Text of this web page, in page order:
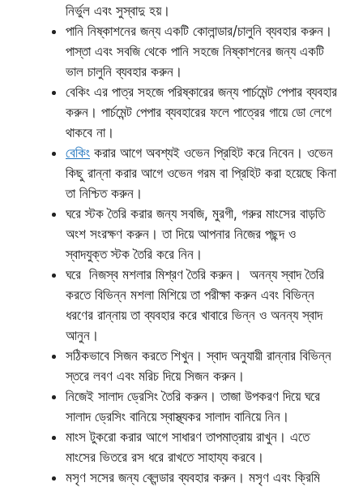
নির্ভুল এবং সুস্বাদু হয়।
পানি নিষ্কাশনের জন্য একটি কোলান্ডার/চালুনি ব্যবহার করুন।
পাস্তা এবং সবজি থেকে পানি সহজে নিষ্কাশনের জন্য একটি
ভাল চালুনি ব্যবহার করুন।
বেকিং এর পাত্র সহজে পরিষ্কারের জন্য পার্চমেন্ট পেপার ব্যবহার
করুন। পার্চমেন্ট পেপার ব্যবহারের ফলে পাত্রের গায়ে ডো লেগে
থাকবে না।
বেকিং করার আগে অবশ্যই ওভেন প্রিহিট করে নিবেন। ওভেন
কিছু রান্না করার আগে ওভেন গরম বা প্রিহিট করা হয়েছে কিনা
তা নিশ্চিত করুন।
ঘরে স্টক তৈরি করার জন্য সবজি, মুরগী, গরুর মাংসের বাড়তি
অংশ সংরক্ষণ করুন। তা দিয়ে আপনার নিজের পছন্দ ও
স্বাদযুক্ত স্টক তৈরি করে নিন।
ঘরে নিজস্ব মশলার মিশ্রণ তৈরি করুন। অনন্য স্বাদ তৈরি
করতে বিভিন্ন মশলা মিশিয়ে তা পরীক্ষা করুন এবং বিভিন্ন
ধরণের রান্নায় তা ব্যবহার করে খাবারে ভিন্ন ও অনন্য স্বাদ
আনুন।
সঠিকভাবে সিজন করতে শিখুন। স্বাদ অনুযায়ী রান্নার বিভিন্ন
স্তরে লবণ এবং মরিচ দিয়ে সিজন করুন।
নিজেই সালাদ ড্রেসিং তৈরি করুন। তাজা উপকরণ দিয়ে ঘরে
সালাদ ড্রেসিং বানিয়ে স্বাস্থ্যকর সালাদ বানিয়ে নিন।
মাংস টুকরো করার আগে সাধারণ তাপমাত্রায় রাখুন। এতে
মাংসের ভিতরে রস ধরে রাখতে সাহায্য করবে।
মসৃণ সসের জন্য ব্লেন্ডার ব্যবহার করুন। মসৃণ এবং ক্রিমি